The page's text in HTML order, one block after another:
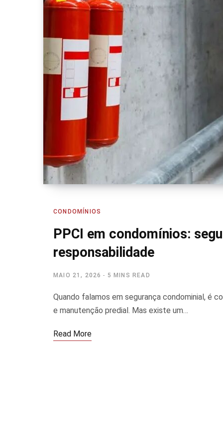
CONDOMÍNIOS
PPCI em condomínios:
responsabilidade
MAIO 21, 2026 5 MINS READ
Quando falamos em segurança condominial, é
e manutenção predial. Mas existe um…
Read More